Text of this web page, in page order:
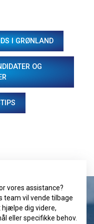
I GRØNLAND
OG
vores assistance?
team vil vende tilbage
hjælpe dig videre,
eller specifikke behov.